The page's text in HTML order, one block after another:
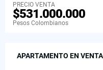
PRECIO VENTA
$531.000.000
Pesos Colombianos
APARTAMENTO EN